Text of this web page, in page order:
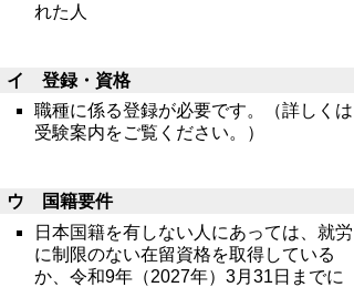
れた人
イ 登録・資格
職種に係る登録が必要です。（詳しくは
受験案内をご覧ください。）
ウ 国籍要件
日本国籍を有しない人にあっては、就労
に制限のない在留資格を取得している
か、令和9年（2027年）3月31日までに